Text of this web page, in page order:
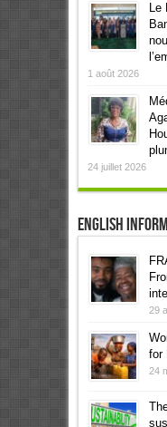
Le
1 août 2026
24 juillet 2026
English
29
for
24